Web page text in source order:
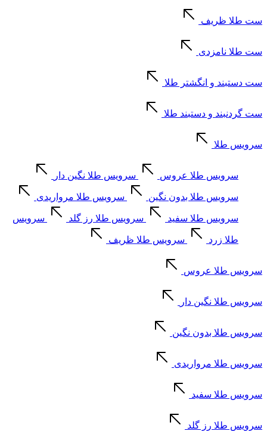
ست طلا ظریف
ست طلا نامزدی
ست دستبند و انگشتر طلا
ست گردنبند و دستبند طلا
سرویس طلا
سرویس طلا عروس سرویس طلا نگین دار
سرویس طلا بدون نگین سرویس طلا مرواریدی
سرویس طلا سفید سرویس طلا رز گلد سرویس
طلا زرد سرویس طلا ظریف
سرویس طلا عروس
سرویس طلا نگین دار
سرویس طلا بدون نگین
سرویس طلا مرواریدی
سرویس طلا سفید
سرویس طلا رز گلد